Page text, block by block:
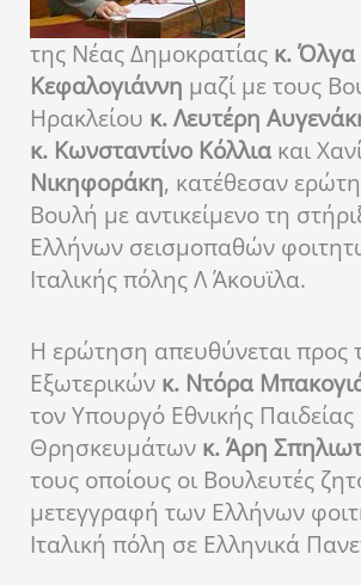
της Νέας Δημοκρατίας κ. Όλγα
Κεφαλογιάννη μαζί με τους
Ηρακλείου κ. Λευτέρη
κ. Κωνσταντίνο Κόλλια και
Νικηφοράκη, κατέθεσαν
Βουλή με αντικείμενο τη
Ελλήνων σεισμοπαθών
Ιταλικής πόλης Λ Άκουϊλα.
Η ερώτηση απευθύνεται προς
Εξωτερικών κ. Ντόρα
τον Υπουργό Εθνικής Παιδείας
Θρησκευμάτων κ. Άρη
τους οποίους οι Βουλευτές
μετεγγραφή των Ελλήνων
Ιταλική πόλη σε Ελληνικά